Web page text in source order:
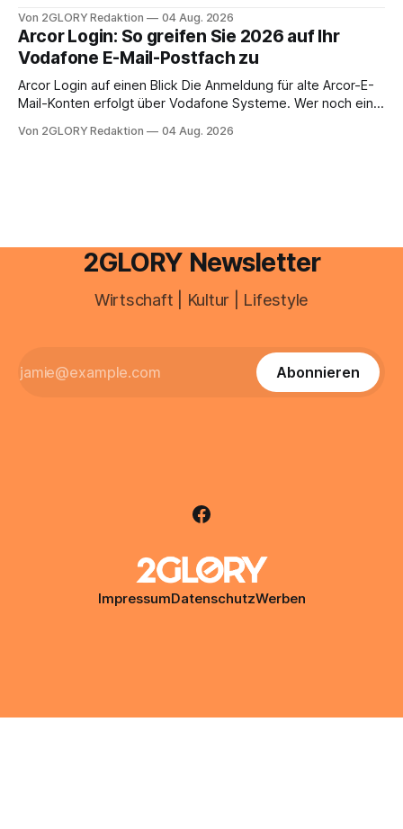
abwesenheiten und die gesamte kommunikation rund um
Ihr personal digital zu organisieren. In diesem Leitfaden
erfahren Sie alles, was Sie für einen reibungslosen Einstieg
brauchen, von der Registrierung
Von 2GLORY Redaktion 04 Aug. 2026
Arcor Login: So greifen Sie 2026 auf Ihr
Vodafone E-Mail-Postfach zu
Arcor Login auf einen Blick Die Anmeldung für alte Arcor-E-
Mail-Konten erfolgt über Vodafone Systeme. Wer noch eine
besitzt, loggt sich heute über das Vodafone E-Mail & Cloud
Von 2GLORY Redaktion 04 Aug. 2026
2GLORY Newsletter
Wirtschaft | Kultur | Lifestyle
Abonnieren
ImpressumDatenschutzWerben